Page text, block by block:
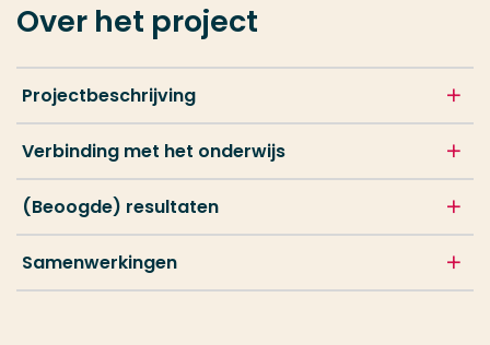
Over het project
Projectbeschrijving
Verbinding met het onderwijs
(Beoogde) resultaten
Samenwerkingen